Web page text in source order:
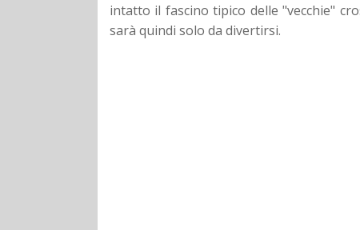
intatto il fascino tipico delle "vecchie"
sarà quindi solo da divertirsi.